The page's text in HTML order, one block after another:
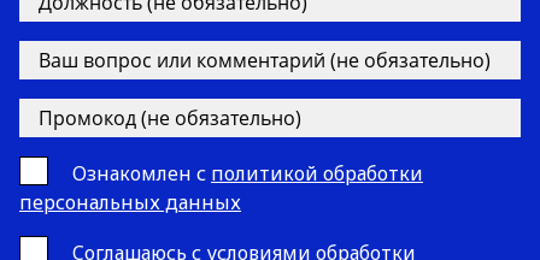
Ознакомлен с политикой обработки
персональных данных
Cоглашаюсь с условиями обработки